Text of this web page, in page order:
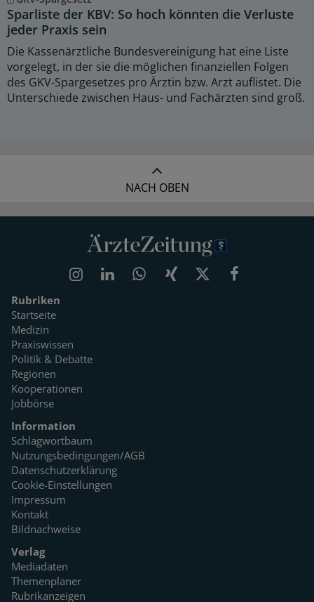
Sparliste der KBV: So hoch könnten die Verluste
jeder Praxis sein
Die Kassenärztliche Bundesvereinigung hat eine Liste
vorgelegt, in der sie die möglichen finanziellen Folgen
des GKV-Spargesetzes pro Ärztin bzw. Arzt auflistet. Die
Unterschiede zwischen Haus- und Fachärzten sind groß.
NACH OBEN
Rubriken
Startseite
Medizin
Praxiswissen
Politik & Debatte
Regionen
Kooperationen
Jobbörse
Information
Schlagwortbaum
Nutzungsbedingungen/AGB
Datenschutzerklärung
Cookie-Einstellungen
Impressum
Kontakt
Bildnachweise
Verlag
Mediadaten
Themenplaner
Rubrikanzeigen